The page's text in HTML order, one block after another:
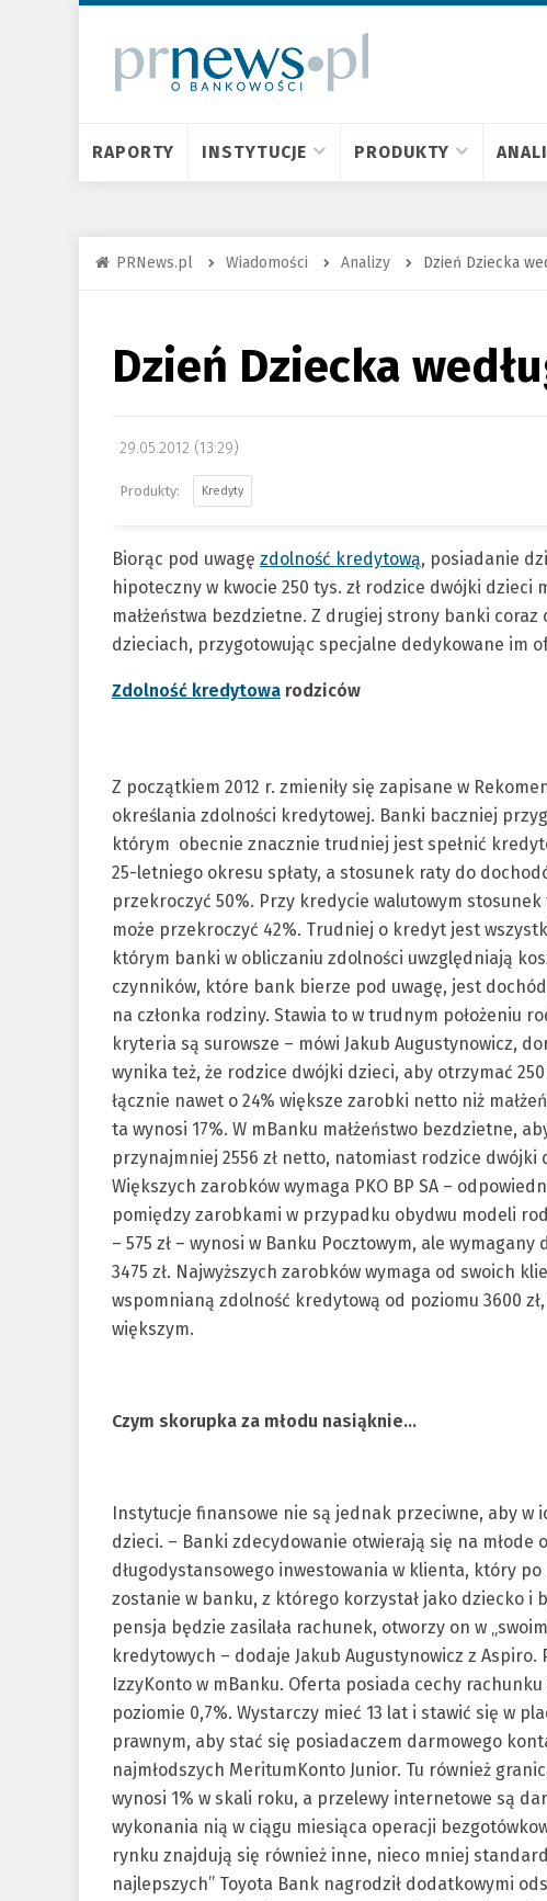
RAPORTY INSTYTUCJE PRODUKTY
PRNews.pl Wiadomości Analizy Dzień Dziecka
Dzień Dziecka
29.05.2012 (13:29)
Kredyty
Biorąc pod uwagę zdolność kredytową, posiadanie
hipoteczny w kwocie 250 tys. zł rodzice dwójki dzieci
małżeństwa bezdzietne. Z drugiej strony banki
dzieciach, przygotowując specjalne dedykowane im
Zdolność kredytowa rodziców
Z początkiem 2012 r. zmieniły się zapisane w
określania zdolności kredytowej. Banki baczniej
którym obecnie znacznie trudniej jest spełnić
25-letniego okresu spłaty, a stosunek raty do
przekroczyć 50%. Przy kredycie walutowym
może przekroczyć 42%. Trudniej o kredyt jest
którym banki w obliczaniu zdolności uwzględniają
czynników, które bank bierze pod uwagę, jest
na członka rodziny. Stawia to w trudnym położeniu
kryteria są surowsze – mówi Jakub Augustynowicz,
wynika też, że rodzice dwójki dzieci, aby otrzymać
łącznie nawet o 24% większe zarobki netto niż
ta wynosi 17%. W mBanku małżeństwo bezdzietne,
przynajmniej 2556 zł netto, natomiast rodzice dwójki
Większych zarobków wymaga PKO BP SA –
pomiędzy zarobkami w przypadku obydwu modeli
– 575 zł – wynosi w Banku Pocztowym, ale
3475 zł. Najwyższych zarobków wymaga od swoich
wspomnianą zdolność kredytową od poziomu 3600
większym.
Czym skorupka za młodu nasiąknie…
Instytucje finansowe nie są jednak przeciwne, aby w
dzieci. – Banki zdecydowanie otwierają się na młode
długodystansowego inwestowania w klienta, który
zostanie w banku, z którego korzystał jako dziecko i
pensja będzie zasilała rachunek, otworzy on w
kredytowych – dodaje Jakub Augustynowicz z
IzzyKonto w mBanku. Oferta posiada cechy
poziomie 0,7%. Wystarczy mieć 13 lat i stawić się w
prawnym, aby stać się posiadaczem darmowego
najmłodszych MeritumKonto Junior. Tu również
wynosi 1% w skali roku, a przelewy internetowe są
wykonania nią w ciągu miesiąca operacji
rynku znajdują się również inne, nieco mniej
najlepszych” Toyota Bank nagrodził dodatkowymi